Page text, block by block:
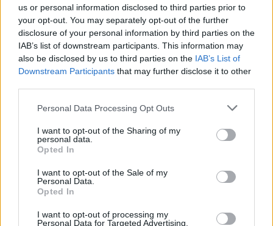
us or personal information disclosed to third parties prior to
your opt-out. You may separately opt-out of the further
disclosure of your personal information by third parties on the
IAB’s list of downstream participants. This information may
also be disclosed by us to third parties on the IAB’s List of
Downstream Participants that may further disclose it to other
Personal Data Processing Opt Outs
I want to opt-out of the Sharing of my
personal data.
Opted In
I want to opt-out of the Sale of my
Personal Data.
Opted In
I want to opt-out of processing my
Personal Data for Targeted Advertising.
24/07/26|12:47
Τυροκομείο Πιτταρά: 14
διακρίσεις σε δύο διαγωνισμούς
22/07/26| 14:13
Πρωταγωνιστές 2026: Επιχείρηση
της Χρονιάς η Παπαστράτος
14/07/26|15:00